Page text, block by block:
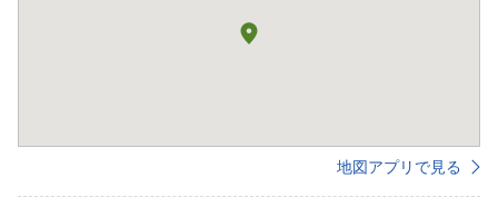
地図アプリで見る